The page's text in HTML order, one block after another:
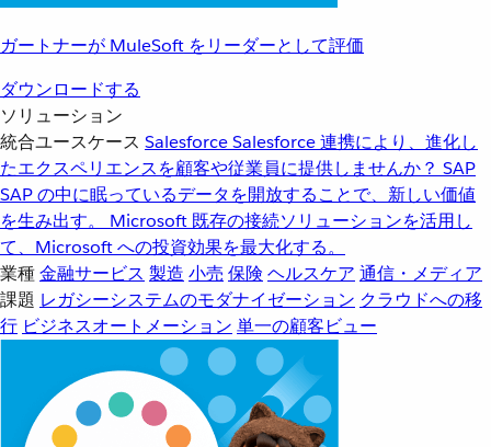
ガートナーが MuleSoft をリーダーとして評価
ダウンロードする
ソリューション
統合ユースケース SalesforceSalesforce 連携により、進化し
たエクスペリエンスを顧客や従業員に提供しませんか？ SAP
SAP の中に眠っているデータを開放することで、新しい価値
を生み出す。
Microsoft 既存の接続ソリューションを活用し
て、Microsoft への投資効果を最大化する。
業種金融サービス 製造 小売 保険 ヘルスケア 通信・メディア
課題 レガシーシステムのモダナイゼーション クラウドへの移
行 ビジネスオートメーション 単一の顧客ビュー